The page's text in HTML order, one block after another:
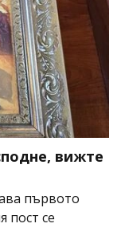
вижте
първото
пост се